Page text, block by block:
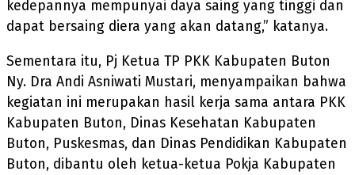
kedepannya mempunyai daya saing yang tinggi dan
dapat bersaing diera yang akan datang,” katanya.
Sementara itu, Pj Ketua TP PKK Kabupaten Buton
Ny. Dra Andi Asniwati Mustari, menyampaikan bahwa
kegiatan ini merupakan hasil kerja sama antara PKK
Kabupaten Buton, Dinas Kesehatan Kabupaten
Buton, Puskesmas, dan Dinas Pendidikan Kabupaten
Buton, dibantu oleh ketua-ketua Pokja Kabupaten